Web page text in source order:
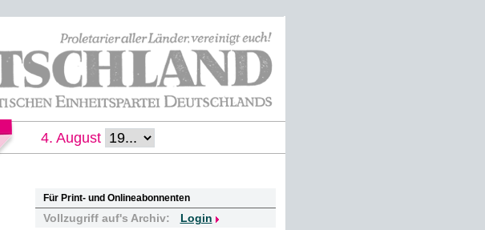
4. August
Für Print- und Onlineabonnenten
Vollzugriff auf's Archiv: Login